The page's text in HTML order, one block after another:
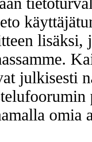
lisäksi,
julkisesti
omia